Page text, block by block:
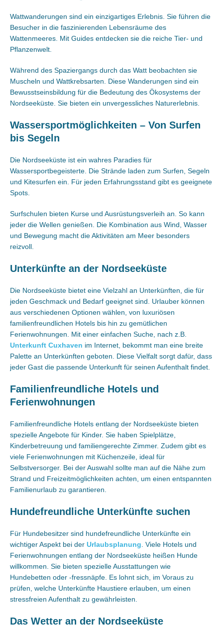
Wattwanderungen sind ein einzigartiges Erlebnis. Sie führen die
Besucher in die faszinierenden Lebensräume des
Wattenmeeres. Mit Guides entdecken sie die reiche Tier- und
Pflanzenwelt.
Während des Spaziergangs durch das Watt beobachten sie
Muscheln und Wattkrebsarten. Diese Wanderungen sind ein
Bewusstseinsbildung für die Bedeutung des Ökosystems der
Nordseeküste. Sie bieten ein unvergessliches Naturerlebnis.
Wassersportmöglichkeiten – Von Surfen
bis Segeln
Die Nordseeküste ist ein wahres Paradies für
Wassersportbegeisterte. Die Strände laden zum Surfen, Segeln
und Kitesurfen ein. Für jeden Erfahrungsstand gibt es geeignete
Spots.
Surfschulen bieten Kurse und Ausrüstungsverleih an. So kann
jeder die Wellen genießen. Die Kombination aus Wind, Wasser
und Bewegung macht die Aktivitäten am Meer besonders
reizvoll.
Unterkünfte an der Nordseeküste
Die Nordseeküste bietet eine Vielzahl an Unterkünften, die für
jeden Geschmack und Bedarf geeignet sind. Urlauber können
aus verschiedenen Optionen wählen, von luxuriösen
familienfreundlichen Hotels bis hin zu gemütlichen
Ferienwohnungen. Mit einer einfachen Suche, nach z.B.
Unterkunft Cuxhaven im Internet, bekommt man eine breite
Palette an Unterkünften geboten. Diese Vielfalt sorgt dafür, dass
jeder Gast die passende Unterkunft für seinen Aufenthalt findet.
Familienfreundliche Hotels und
Ferienwohnungen
Familienfreundliche Hotels entlang der Nordseeküste bieten
spezielle Angebote für Kinder. Sie haben Spielplätze,
Kinderbetreuung und familiengerechte Zimmer. Zudem gibt es
viele Ferienwohnungen mit Küchenzeile, ideal für
Selbstversorger. Bei der Auswahl sollte man auf die Nähe zum
Strand und Freizeitmöglichkeiten achten, um einen entspannten
Familienurlaub zu garantieren.
Hundefreundliche Unterkünfte suchen
Für Hundebesitzer sind hundefreundliche Unterkünfte ein
wichtiger Aspekt bei der Urlaubsplanung . Viele Hotels und
Ferienwohnungen entlang der Nordseeküste heißen Hunde
willkommen. Sie bieten spezielle Ausstattungen wie
Hundebetten oder -fressnäpfe. Es lohnt sich, im Voraus zu
prüfen, welche Unterkünfte Haustiere erlauben, um einen
stressfreien Aufenthalt zu gewährleisten.
Das Wetter an der Nordseeküste